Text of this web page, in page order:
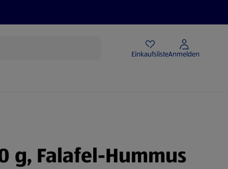
EinkaufslisteAnmelden
g, Falafel-Hummus